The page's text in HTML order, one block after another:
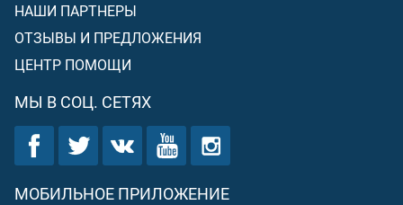
НАШИ ПАРТНЕРЫ
ОТЗЫВЫ И ПРЕДЛОЖЕНИЯ
ЦЕНТР ПОМОЩИ
МЫ В СОЦ. СЕТЯХ
МОБИЛЬНОЕ ПРИЛОЖЕНИЕ